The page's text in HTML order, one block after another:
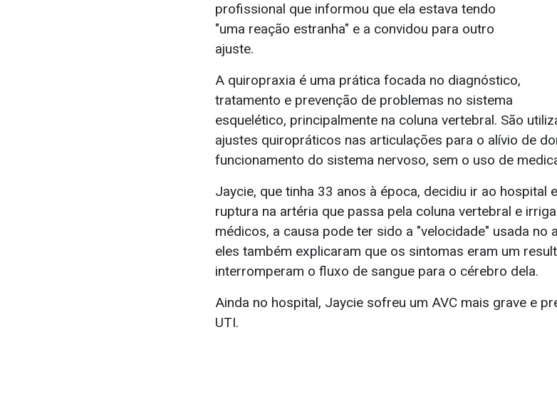
profissional que informou que ela estava tendo
"uma reação estranha" e a convidou para outro
ajuste.
A quiropraxia é uma prática focada no diagnóstico,
tratamento e prevenção de problemas no sistema
esquelético, principalmente na coluna vertebral. São
ajustes quiropráticos nas articulações para o alívio de
funcionamento do sistema nervoso, sem o uso de
Jaycie, que tinha 33 anos à época, decidiu ir ao hospital
ruptura na artéria que passa pela coluna vertebral e
médicos, a causa pode ter sido a "velocidade" usada no
eles também explicaram que os sintomas eram um
interromperam o fluxo de sangue para o cérebro dela.
Ainda no hospital, Jaycie sofreu um AVC mais grave e
UTI.